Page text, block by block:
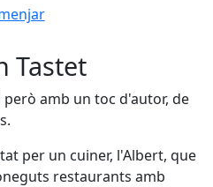
Tastet
amb un toc d'autor, de
per un cuiner, l'Albert, que
restaurants amb